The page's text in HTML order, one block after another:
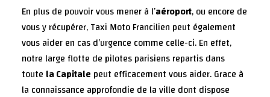
En plus de pouvoir vous mener à l’aéroport, ou encore de
vous y récupérer, Taxi Moto Francilien peut également
vous aider en cas d’urgence comme celle-ci. En effet,
notre large flotte de pilotes parisiens repartis dans
toute la Capitale peut efficacement vous aider. Grace à
la connaissance approfondie de la ville dont dispose